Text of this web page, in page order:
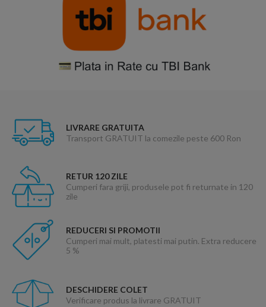
LIVRARE GRATUITA
Transport GRATUIT la comezile peste 600 Ron
RETUR 120 ZILE
Cumperi fara griji, produsele pot fi returnate in 120
zile
REDUCERI SI PROMOTII
Cumperi mai mult, platesti mai putin. Extra reducere
5 %
DESCHIDERE COLET
Verificare produs la livrare GRATUIT